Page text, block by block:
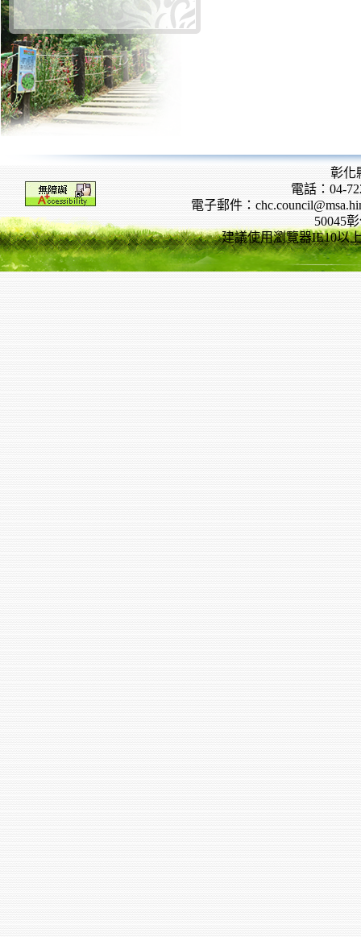
彰化
電話：04-
電子郵件：
50045
建議使用瀏覽器IE10以